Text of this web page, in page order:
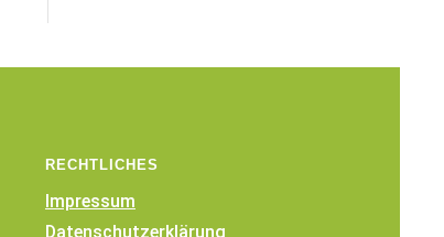
RECHTLICHES
Impressum
Datenschutzerklärung